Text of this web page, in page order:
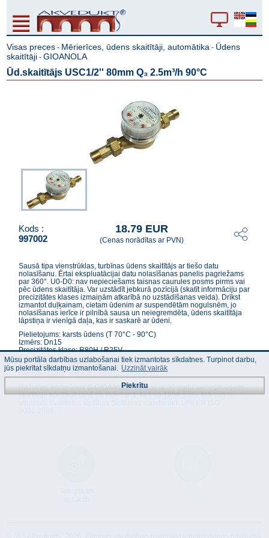
Visas preces - Mērierīces, ūdens skaitītāji, automātika - Ūdens
skaitītāji -GIOANOLA
Ūd.skaitītājs USC1/2'' 80mm Q₃ 2.5m³/h 90°C
Kods :
997002
18.79 EUR
(Cenas norādītas ar PVN)
Sausā tipa vienstrūklas, turbīnas ūdens skaitītājs ar tiešo datu
nolasīšanu. Ērtai ekspluatācijai datu nolasīšanas panelis pagriežams
par 360°. U0-D0: nav nepieciešams taisnas caurules posms pirms vai
pēc ūdens skaitītāja. Var uzstādīt jebkurā pozīcijā (skatīt informāciju par
precizitātes klases izmaiņām atkarībā no uzstādīšanas veida). Drīkst
izmantot duļķainam, cietam ūdenim ar suspendētām nogulsnēm, jo
nolasīšanas ierīce ir pilnībā sausa un neiegremdēta, ūdens skaitītāja
lāpstiņa ir vienīgā daļa, kas ir saskarē ar ūdeni.
Pielietojums: karsts ūdens (T 70°C - 90°C)
Izmērs: Dn15
Precizitātes klase: R80H / R25V
Q3: 1.5m³/h
Garums bez pieslēguzgriežņiem: 80mm
Komplektācija: iekļauti pieslēguzgriežņi 1/2"
Ražotājs: kompānijaG.GIOANOLA(Itālija) ar 30 gadu pieredzi ūdens
skaitītāju konstruēšanā un ražošanā, kas no 1998.gada tiek veikta
Mūsu portāla darbības uzlabošanai tiek izmantotas sīkdatnes. Turpinot darbu,
jūs piekrītat sīkdatņu izmantošanai. Uzzināt vairāk
Piekrītu